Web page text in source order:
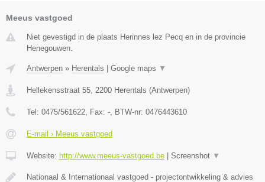
Meeus vastgoed
Niet gevestigd in de plaats Herinnes lez Pecq en in de provincie
Henegouwen.
Antwerpen » Herentals | Google maps ▼
Hellekensstraat 55 2200 Herentals (Antwerpen)
Tel: 0475/561622 , Fax: - , BTW-nr: 0476443610
E-mail › Meeus vastgoed
Website: http://www.meeus-vastgoed.be | Screenshot ▼
Nationaal & Internationaal vastgoed - projectontwikkeling & advies